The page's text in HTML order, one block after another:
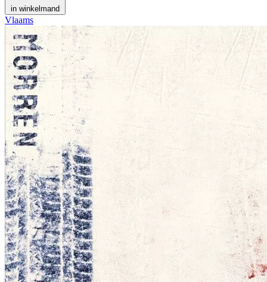
in winkelmand
Vlaams